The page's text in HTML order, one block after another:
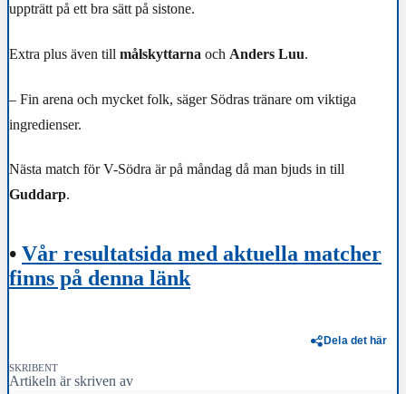
uppträtt på ett bra sätt på sistone.
Extra plus även till målskyttarna och Anders Luu.
– Fin arena och mycket folk, säger Södras tränare om viktiga
ingredienser.
Nästa match för V-Södra är på måndag då man bjuds in till
Guddarp.
• Vår resultatsida med aktuella matcher
finns på denna länk
Dela det här
SKRIBENT
Artikeln är skriven av